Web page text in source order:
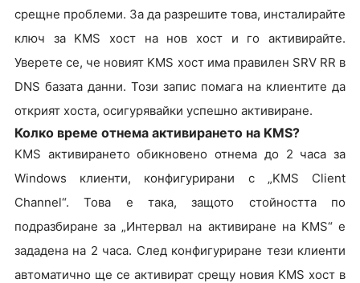
срещне проблеми. За да разрешите това, инсталирайте
ключ за KMS хост на нов хост и го активирайте.
Уверете се, че новият KMS хост има правилен SRV RR в
DNS базата данни. Този запис помага на клиентите да
открият хоста, осигурявайки успешно активиране.
Колко време отнема активирането на KMS?
KMS активирането обикновено отнема до 2 часа за
Windows клиенти, конфигурирани с „KMS Client
Channel“. Това е така, защото стойността по
подразбиране за „Интервал на активиране на KMS“ е
зададена на 2 часа. След конфигуриране тези клиенти
автоматично ще се активират срещу новия KMS хост в